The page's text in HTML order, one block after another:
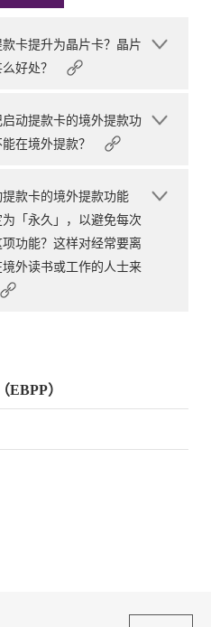
卡提升为晶片卡？晶片
好处？
动提款卡的境外提款功
在境外提款？
款卡的境外提款功能
「永久」，以避免每次
功能？这样对经常要离
外读书或工作的人士来
EBPP）